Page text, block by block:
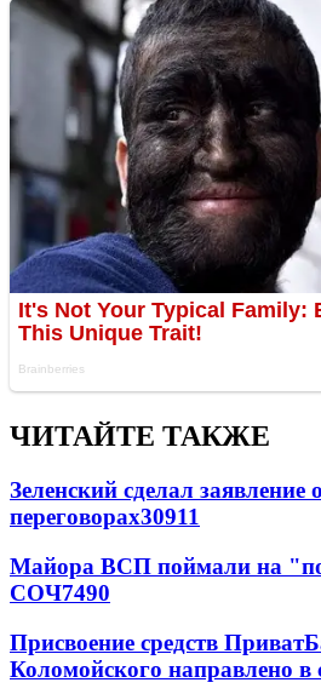
ЧИТАЙТЕ ТАКЖЕ
Зеленский сделал
переговорах30911
Майора ВСП поймали на
СОЧ7490
Присвоение средств
Коломойского направлено в